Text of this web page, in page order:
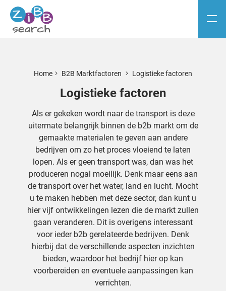
Home B2B Marktfactoren Logistieke factoren
Logistieke factoren
Als er gekeken wordt naar de transport is deze
uitermate belangrijk binnen de b2b markt om de
gemaakte materialen te geven aan andere
bedrijven om zo het proces vloeiend te laten
lopen. Als er geen transport was, dan was het
produceren nogal moeilijk. Denk maar eens aan
de transport over het water, land en lucht. Mocht
u te maken hebben met deze sector, dan kunt u
hier vijf ontwikkelingen lezen die de markt zullen
gaan veranderen. Dit is overigens interessant
voor ieder b2b gerelateerde bedrijven. Denk
hierbij dat de verschillende aspecten inzichten
bieden, waardoor het bedrijf hier op kan
voorbereiden en eventuele aanpassingen kan
verrichten.